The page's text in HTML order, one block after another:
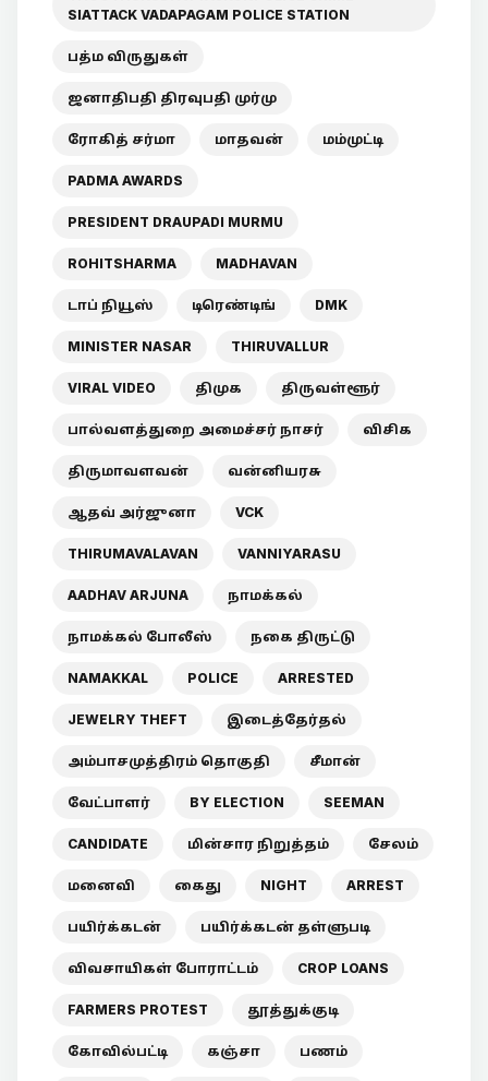
SIATTACK VADAPAGAM POLICE STATION
பத்ம விருதுகள்
ஜனாதிபதி திரவுபதி முர்மு
ரோகித் சர்மா மாதவன் மம்முட்டி
PADMA AWARDS
PRESIDENT DRAUPADI MURMU
ROHITSHARMA MADHAVAN
டாப் நியூஸ் டிரெண்டிங் DMK
MINISTER NASAR THIRUVALLUR
VIRAL VIDEO திமுக திருவள்ளூர்
பால்வளத்துறை அமைச்சர் நாசர் விசிக
திருமாவளவன் வன்னியரசு
ஆதவ் அர்ஜுனா VCK
THIRUMAVALAVAN VANNIYARASU
AADHAV ARJUNA நாமக்கல்
நாமக்கல் போலீஸ் நகை திருட்டு
NAMAKKAL POLICE ARRESTED
JEWELRY THEFT இடைத்தேர்தல்
அம்பாசமுத்திரம் தொகுதி சீமான்
வேட்பாளர் BY ELECTION SEEMAN
CANDIDATE மின்சார நிறுத்தம் சேலம்
மனைவி கைது NIGHT ARREST
பயிர்க்கடன் பயிர்க்கடன் தள்ளுபடி
விவசாயிகள் போராட்டம் CROP LOANS
FARMERS PROTEST தூத்துக்குடி
கோவில்பட்டி கஞ்சா பணம்